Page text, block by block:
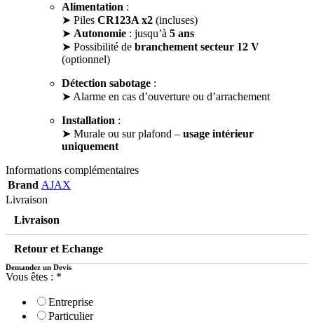
Alimentation :
➤ Piles CR123A x2 (incluses)
➤ Autonomie : jusqu’à 5 ans
➤ Possibilité de branchement secteur 12 V
(optionnel)
Détection sabotage :
➤ Alarme en cas d’ouverture ou d’arrachement
Installation :
➤ Murale ou sur plafond – usage intérieur
uniquement
Informations complémentaires
Brand AJAX
Livraison
Livraison
Retour et Echange
Demandez un Devis
Vous êtes : *
Entreprise
Particulier